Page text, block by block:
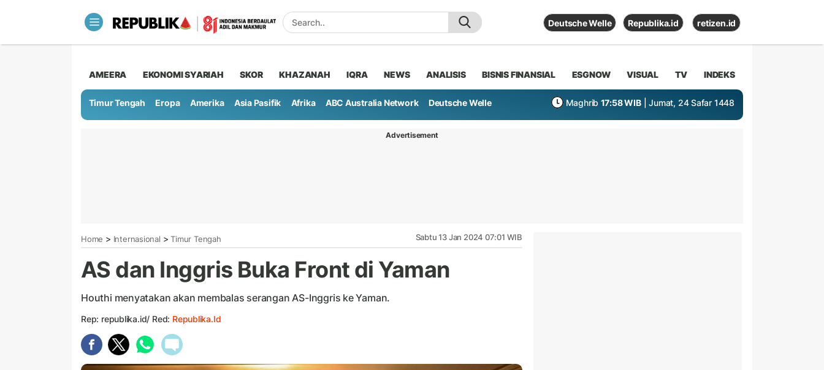
Deutsche Welle Republika.id retizen.id
AMEERA EKONOMI SYARIAH SKOR KHAZANAH IQRA NEWS ANALISIS BISNIS FINANSIAL ESGNOW VISUAL TV INDEKS
Timur Tengah Eropa Amerika Asia Pasifik Afrika ABC Australia Network Deutsche Welle Maghrib 17:58 WIB | Jumat, 24 Safar 1448
Advertisement
Home > Internasional > Timur Tengah Sabtu 13 Jan 2024 07:01 WIB
AS dan Inggris Buka Front di Yaman
Houthi menyatakan akan membalas serangan AS-Inggris ke Yaman.
Rep: republika.id/ Red: Republika.id